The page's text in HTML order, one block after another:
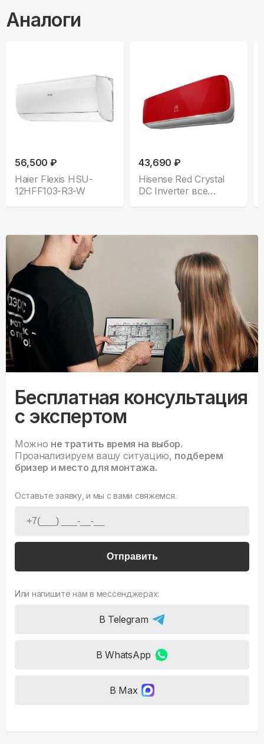
Аналоги
56,500 ₽
Haier Flexis HSU-
12HFF103-R3-W
43,690 ₽
Hisense Red Crystal
DC Inverter все
Бесплатная консультация
с экспертом
Можно не тратить время на выбор.
Проанализируем вашу ситуацию, подберем
бризер и место для монтажа.
Оставьте заявку, и мы с вами свяжемся.
Отправить
Или напишите нам в мессенджерах:
В Telegram
В WhatsApp
В Max